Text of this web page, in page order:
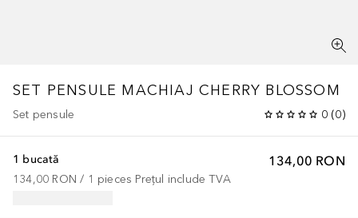
SET PENSULE MACHIAJ CHERRY BLOSSOM
Set pensule 0 (0)
134,00 RON
1 bucată
134,00 RON / 1 pieces Prețul include TVA